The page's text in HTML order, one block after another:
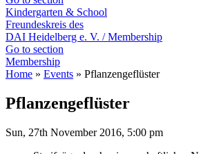
Kindergarten & School
Freundeskreis des
DAI Heidelberg e. V. / Membership
Go to section
Membership
Home » Events » Pflanzengeflüster
Pflanzengeflüster
Sun, 27th November 2016, 5:00 pm